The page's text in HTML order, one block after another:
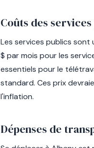
Coûts des
Les services publics sont
$ par mois pour les
essentiels pour le
standard. Ces prix
l'inflation.
Dépenses de